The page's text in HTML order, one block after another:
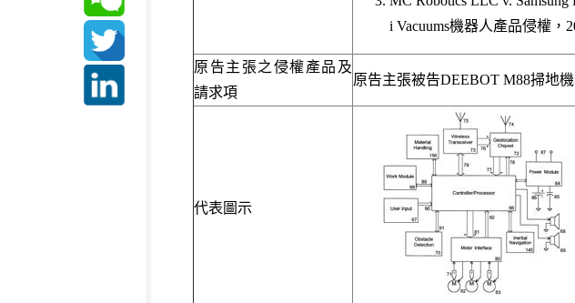
i Vacuums機器人產品侵權，
原告主張之侵權產品及
請求項
原告主張被告DEEBOT M88掃地
代表圖示